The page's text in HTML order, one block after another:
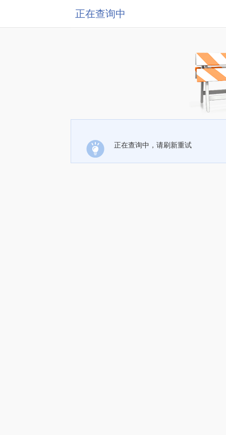
正在查询中
正在查询中，请刷新重试